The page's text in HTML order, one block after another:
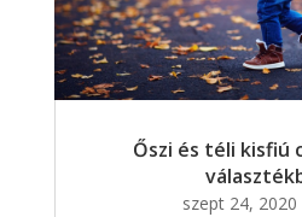
Őszi és téli kisfiú
szept 24, 2020